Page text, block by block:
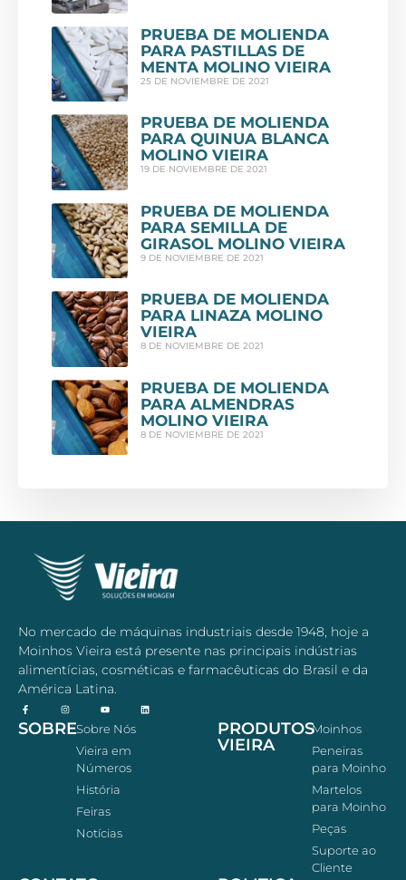
PRUEBA DE MOLIENDA
PARA PASTILLAS DE
MENTA MOLINO VIEIRA
25 DE NOVIEMBRE DE 2021
PRUEBA DE MOLIENDA
PARA QUINUA BLANCA
MOLINO VIEIRA
19 DE NOVIEMBRE DE 2021
PRUEBA DE MOLIENDA
PARA SEMILLA DE
GIRASOL MOLINO VIEIRA
9 DE NOVIEMBRE DE 2021
PRUEBA DE MOLIENDA
PARA LINAZA MOLINO
VIEIRA
8 DE NOVIEMBRE DE 2021
PRUEBA DE MOLIENDA
PARA ALMENDRAS
MOLINO VIEIRA
8 DE NOVIEMBRE DE 2021
No mercado de máquinas industriais desde 1948, hoje a
Moinhos Vieira está presente nas principais indústrias
alimentícias, cosméticas e farmacêuticas do Brasil e da
América Latina.
SOBRESobre Nós
Vieira em
Números
História
Feiras
Notícias
PRODUTOS
VIEIRA
Moinhos
Peneiras
para Moinho
Martelos
para Moinho
Peças
Suporte ao
Cliente